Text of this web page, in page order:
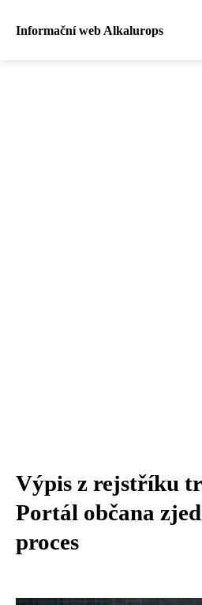
Informační web Alkalurops
Výpis z rejstříku
Portál občana
proces